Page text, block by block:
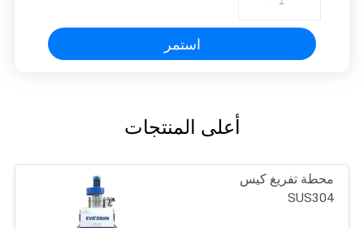
استمر
أعلى المنتجات
محطة تفريغ كيس
SUS304